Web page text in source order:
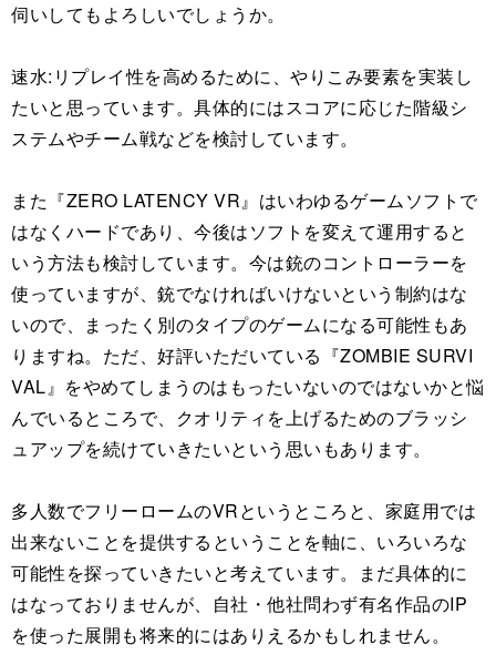
伺いしてもよろしいでしょうか。
速水:リプレイ性を高めるために、やりこみ要素を実装し
たいと思っています。具体的にはスコアに応じた階級シ
ステムやチーム戦などを検討しています。
また『ZERO LATENCY VR』はいわゆるゲームソフトで
はなくハードであり、今後はソフトを変えて運用すると
いう方法も検討しています。今は銃のコントローラーを
使っていますが、銃でなければいけないという制約はな
いので、まったく別のタイプのゲームになる可能性もあ
りますね。ただ、好評いただいている『ZOMBIE SURVI
VAL』をやめてしまうのはもったいないのではないかと悩
んでいるところで、クオリティを上げるためのブラッシ
ュアップを続けていきたいという思いもあります。
多人数でフリーロームのVRというところと、家庭用では
出来ないことを提供するということを軸に、いろいろな
可能性を探っていきたいと考えています。まだ具体的に
はなっておりませんが、自社・他社問わず有名作品のIP
を使った展開も将来的にはありえるかもしれません。